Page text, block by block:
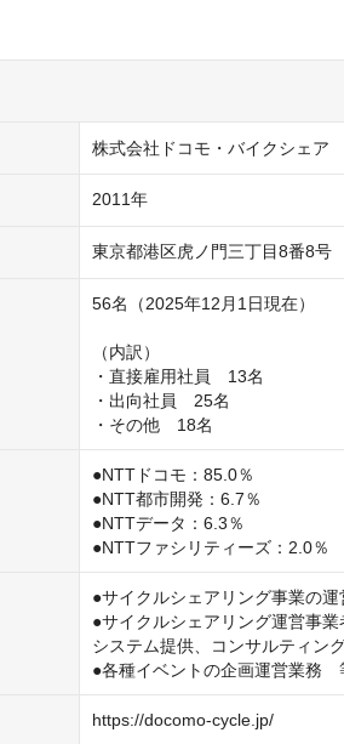
株式会社ドコモ・バイクシェア
2011年
東京都港区虎ノ門三丁目8番8号
56名（2025年12月1日現在）
（内訳）
・直接雇用社員　13名
・出向社員　25名
・その他　18名
●NTTドコモ：85.0％
●NTT都市開発：6.7％
●NTTデータ：6.3％
●NTTファシリティーズ：2.0％
●サイクルシェアリング事業の運
●サイクルシェアリング運営事
システム提供、コンサルティン
●各種イベントの企画運営業務　
https://docomo-cycle.jp/